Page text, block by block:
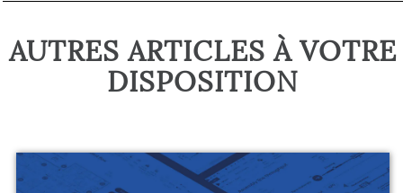
AUTRES ARTICLES À VOTRE
DISPOSITION